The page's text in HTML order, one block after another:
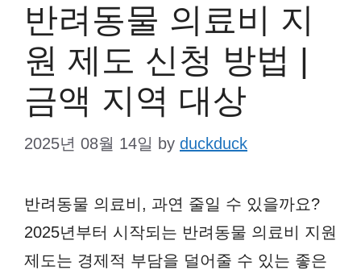
반려동물 의료비 지
원 제도 신청 방법 |
금액 지역 대상
2025년 08월 14일 by duckduck
반려동물 의료비, 과연 줄일 수 있을까요?
2025년부터 시작되는 반려동물 의료비 지원
제도는 경제적 부담을 덜어줄 수 있는 좋은